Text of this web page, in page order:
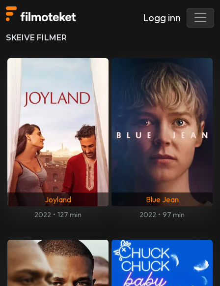
Logg inn
SKEIVE FILMER
Joyland
2022 • 127 min
Blue Jean
2022 • 97 min